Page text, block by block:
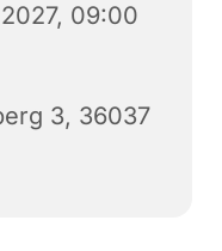
09:00
3, 36037